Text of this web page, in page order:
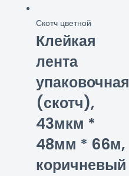
Скотч цветной
Клейкая
лента
упаковочная
(скотч),
43мкм *
48мм * 66м,
коричневый